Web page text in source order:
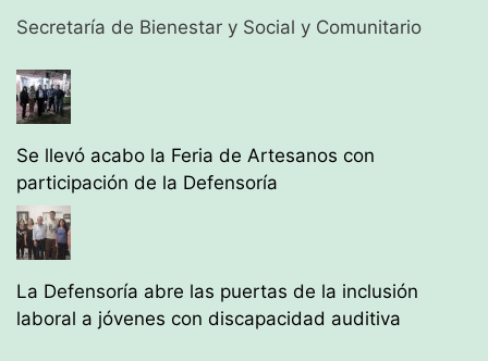
Secretaría de Bienestar y Social y Comunitario
Se llevó acabo la Feria de Artesanos con
participación de la Defensoría
La Defensoría abre las puertas de la inclusión
laboral a jóvenes con discapacidad auditiva